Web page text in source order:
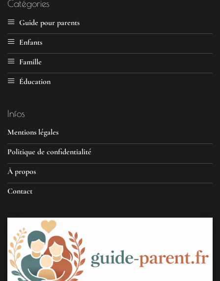
Catégories
Guide pour parents
Enfants
Famille
Éducation
Infos
Mentions légales
Politique de confidentialité
À propos
Contact